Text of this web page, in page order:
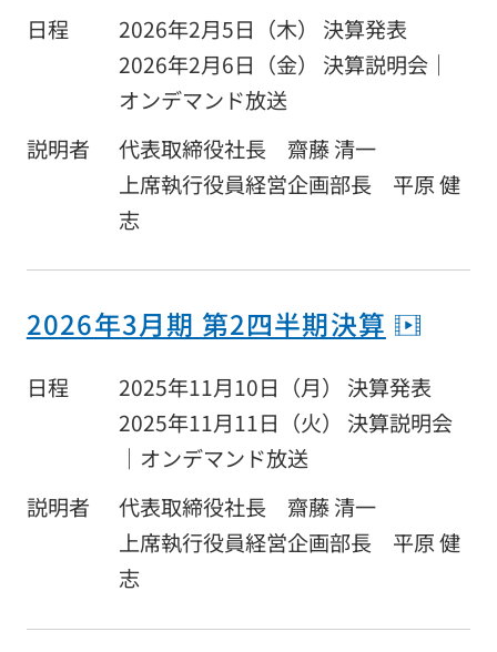
サイトのご利用について
個人情報保護方針
電子公告
金融商品の販売等に係る勧誘方針
警備業標識の表示
ソーシャルメディア運用方針
サイトナビ
サイトマップ
日程
2026年2月5日（木） 決算発表
2026年2月6日（金） 決算説明会｜
オンデマンド放送
説明者
代表取締役社長 齋藤 清一
上席執行役員経営企画部長 平原 健
志
2026年3月期 第2四半期決算
日程
2025年11月10日（月） 決算発表
2025年11月11日（火） 決算説明会
｜オンデマンド放送
説明者
代表取締役社長 齋藤 清一
上席執行役員経営企画部長 平原 健
志